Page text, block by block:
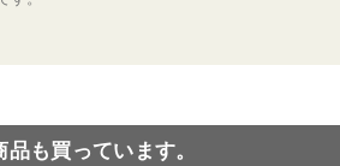
も買っています。